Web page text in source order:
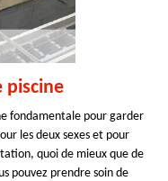
piscine
fondamentale pour garder
les deux sexes et pour
quoi de mieux que de
pouvez prendre soin de